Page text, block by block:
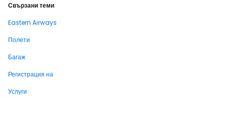
Свързани теми
Eastern Airways
Полети
Багаж
Регистрация на
Услуги